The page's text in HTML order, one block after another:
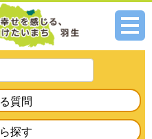
メニ
質問
探す